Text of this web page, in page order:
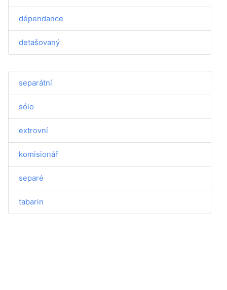
dépendance
detašovaný
separátní
sólo
extrovní
komisionář
separé
tabarin